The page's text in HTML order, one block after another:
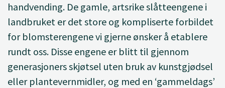
handvending. De gamle, artsrike slåtteengene i
landbruket er det store og kompliserte forbildet
for blomsterengene vi gjerne ønsker å etablere
rundt oss. Disse engene er blitt til gjennom
generasjoners skjøtsel uten bruk av kunstgjødsel
eller plantevernmidler, og med en ‘gammeldags’